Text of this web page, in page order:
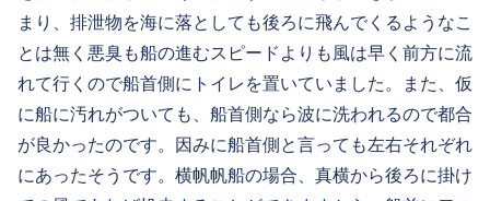
まり、排泄物を海に落としても後ろに飛んでくるようなこ
とは無く悪臭も船の進むスピードよりも風は早く前方に流
れて行くので船首側にトイレを置いていました。また、仮
に船に汚れがついても、船首側なら波に洗われるので都合
が良かったのです。因みに船首側と言っても左右それぞれ
にあったそうです。横帆帆船の場合、真横から後ろに掛け